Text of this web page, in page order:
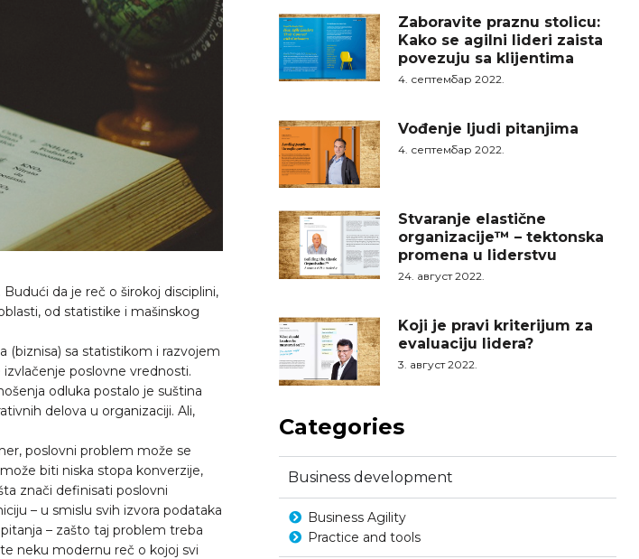
da je reč o širokoj disciplini,
od statistike i mašinskog
(biznisa) sa statistikom i razvojem
poslovne vrednosti.
odluka postalo je suština
delova u organizaciji. Ali,
poslovni problem može se
biti niska stopa konverzije,
znači definisati poslovni
– u smislu svih izvora podataka
– zašto taj problem treba
neku modernu reč o kojoj svi
Zaboravite praznu stolicu:
Kako se agilni lideri zaista
povezuju sa klijentima
4. септембар 2022.
Vođenje ljudi pitanjima
4. септембар 2022.
Stvaranje elastične
organizacije™ – tektonska
promena u liderstvu
24. август 2022.
Koji je pravi kriterijum za
evaluaciju lidera?
3. август 2022.
Categories
Business development
Business Agility
Practice and tools